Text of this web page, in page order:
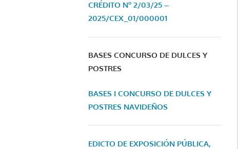
CRÉDITO Nº 2/03/25 –
2025/CEX_01/000001
BASES CONCURSO DE DULCES Y
POSTRES
BASES I CONCURSO DE DULCES Y
POSTRES NAVIDEÑOS
EDICTO DE EXPOSICIÓN PÚBLICA,